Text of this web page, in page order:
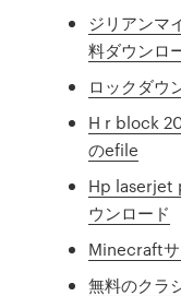
ジリアンマ
料ダウンロ
ロックダウ
H r block
のefile
Hp laserjet
ウンロード
Minecraftサ
無料のクラ